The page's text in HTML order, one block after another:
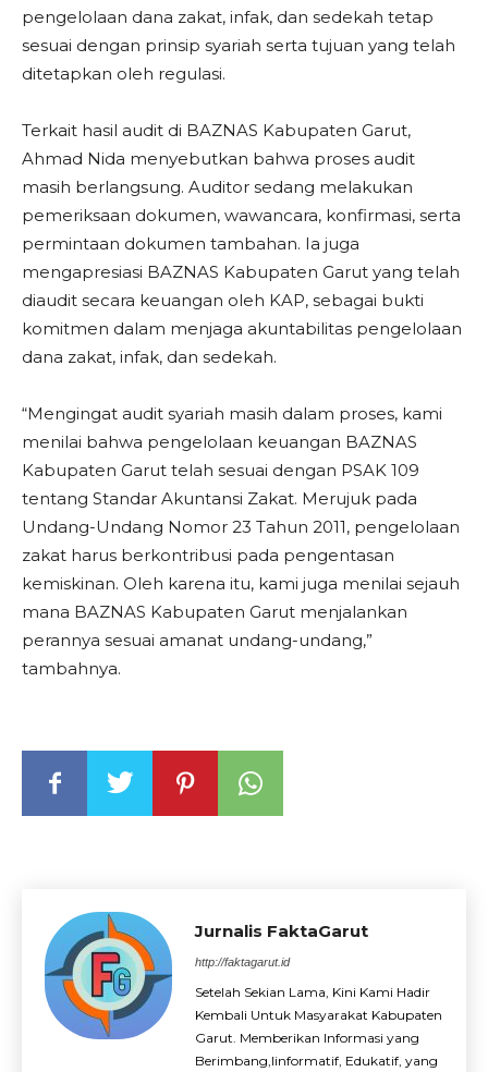
pengelolaan dana zakat, infak, dan sedekah tetap
sesuai dengan prinsip syariah serta tujuan yang telah
ditetapkan oleh regulasi.
Terkait hasil audit di BAZNAS Kabupaten Garut,
Ahmad Nida menyebutkan bahwa proses audit
masih berlangsung. Auditor sedang melakukan
pemeriksaan dokumen, wawancara, konfirmasi, serta
permintaan dokumen tambahan. Ia juga
mengapresiasi BAZNAS Kabupaten Garut yang telah
diaudit secara keuangan oleh KAP, sebagai bukti
komitmen dalam menjaga akuntabilitas pengelolaan
dana zakat, infak, dan sedekah.
“Mengingat audit syariah masih dalam proses, kami
menilai bahwa pengelolaan keuangan BAZNAS
Kabupaten Garut telah sesuai dengan PSAK 109
tentang Standar Akuntansi Zakat. Merujuk pada
Undang-Undang Nomor 23 Tahun 2011, pengelolaan
zakat harus berkontribusi pada pengentasan
kemiskinan. Oleh karena itu, kami juga menilai sejauh
mana BAZNAS Kabupaten Garut menjalankan
perannya sesuai amanat undang-undang,”
tambahnya.
Jurnalis FaktaGarut
http://faktagarut.id
Setelah Sekian Lama, Kini Kami Hadir
Kembali Untuk Masyarakat Kabupaten
Garut. Memberikan Informasi yang
Berimbang,Iinformatif, Edukatif, yang